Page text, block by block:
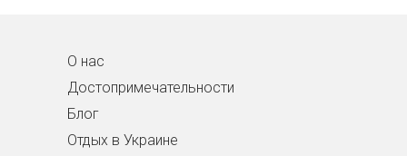
О нас
Достопримечательности
Блог
Отдых в Украине